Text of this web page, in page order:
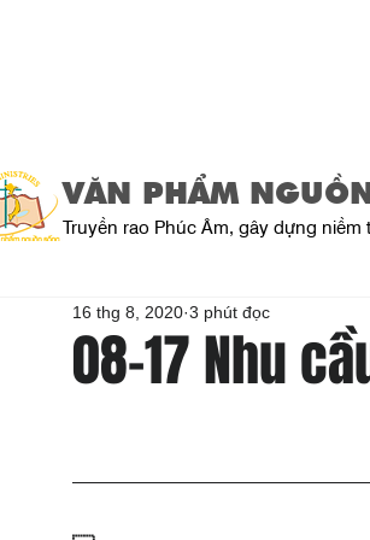
VĂN PHẨM
Truyền rao Phúc Âm, gây dựng
08-17 Nhu
16 thg 8, 2020 3 phút đọc